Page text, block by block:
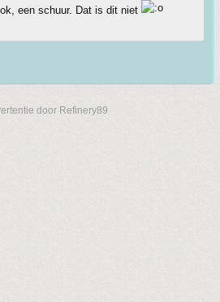
een schuur. Dat is dit niet
door Refinery89